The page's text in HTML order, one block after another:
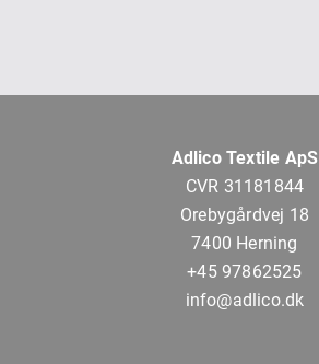
Adlico Textile ApS
CVR 31181844
Orebygårdvej 18
7400 Herning
+45 97862525
info@adlico.dk